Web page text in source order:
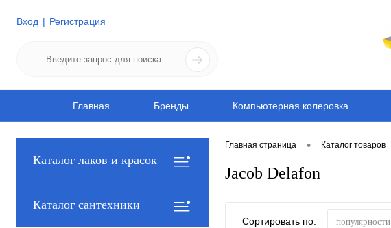
Вход Регистрация
Главная Бренды Компьютерная колеровка
Каталог лаков и красок
Каталог сантехники
Главная страница • Каталог товаров
Jacob Delafon
Сортировать по: популярности